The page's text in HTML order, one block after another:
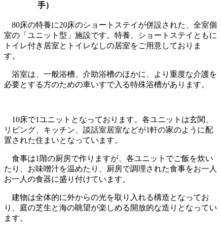
手）
80床の特養に20床のショートステイが併設された、全室個
室の「ユニット型」施設です。特養、ショートステイともに
トイレ付き居室とトイレなしの居室をご用意しておりま
す。
浴室は、一般浴槽、介助浴槽のほかに、より重度な介護を
必要とする方のための車いすで入る特殊浴槽があります。
10床で1ユニットとなっております。各ユニットは玄関、
リビング、キッチン、談話室居室などが1軒の家のように配
置された住まいとなっています。
食事は1階の厨房で作りますが、各ユニットでご飯を炊い
たり、お味噌汁を温めたり、厨房で調理された食事をお一人
お一人の食器に盛り付けています。
建物は全体的に外からの光を取り入れる構造となってお
り、庭の芝生と海の眺望が楽しめる開放的な造りとなってい
ます。